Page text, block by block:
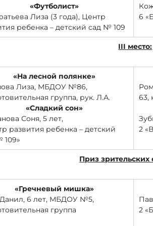
«Футболист»
Лиза (3 года), Центр
ребенка – детский сад № 109
6
III место:
«На лесной полянке»
Лиза, МБДОУ №86,
группа, рук. Л.А.
«Сладкий сон»
Соня, 5 лет,
развития ребенка – детский
109»
63,
2
Приз зрительских
«Гречневый мишка»
6 лет, МБДОУ №5,
группа
2